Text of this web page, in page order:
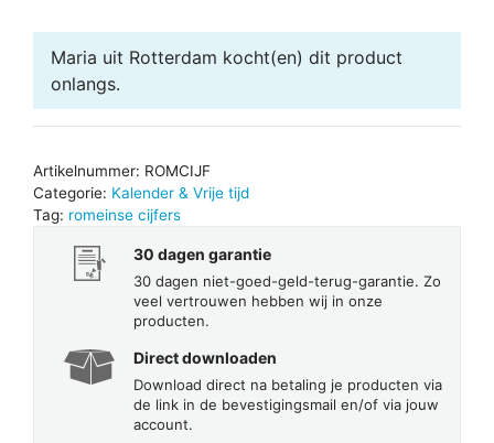
Maria uit Rotterdam kocht(en) dit product
onlangs.
Artikelnummer: ROMCIJF
Categorie: Kalender & Vrije tijd
Tag: romeinse cijfers
30 dagen garantie
30 dagen niet-goed-geld-terug-garantie. Zo
veel vertrouwen hebben wij in onze
producten.
Direct downloaden
Download direct na betaling je producten via
de link in de bevestigingsmail en/of via jouw
account.